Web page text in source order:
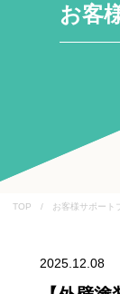
お客
TOP / お客様サポー
2025.12.08